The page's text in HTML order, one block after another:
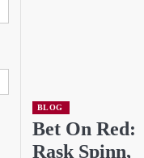
BLOG
Bet On Red:
Rask Spinn,